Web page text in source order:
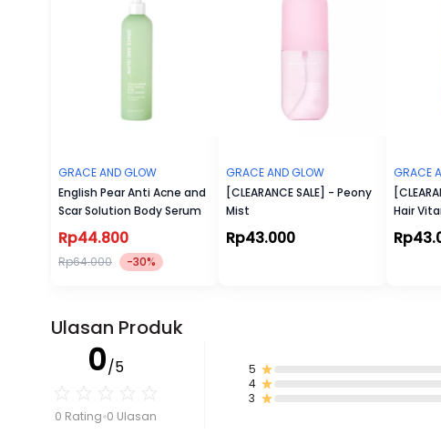
GRACE AND GLOW
English Pear Anti Acne and
Scar Solution Body Serum
Rp44.800
Rp64.000 -30%
GRACE AND GLOW
[CLEARANCE SALE] - Peony
Mist
Rp43.000
GRACE
Hair
Ulasan Produk
0/5
0 Rating 0 Ulasan
5
4
3